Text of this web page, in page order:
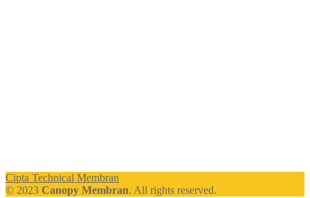
Cipta Technical Membran
© 2023 Canopy Membran. All rights reserved.